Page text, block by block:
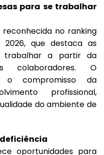
para se trabalhar
no ranking
2026, que destaca as
trabalhar a partir da
colaboradores. O
o compromisso da
profissional,
do ambiente de
oportunidades para